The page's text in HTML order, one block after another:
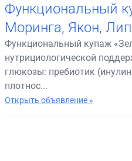
Функциональный
Моринга, Якон,
Функциональный купаж
нутрициологической
глюкозы: пребиотик
плотнос...
Открыть объявление »